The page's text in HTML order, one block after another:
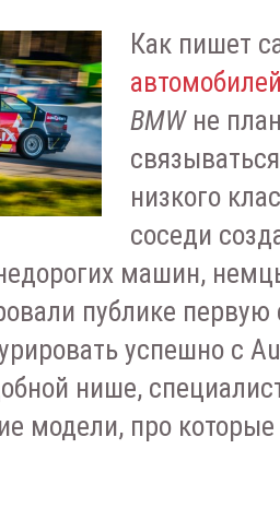
Как пишет
BMWне
низкого
соседи
машин,
публике
успешно с
нише,
модели, про